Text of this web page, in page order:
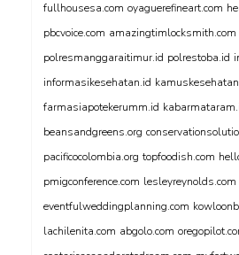
fullhousesa.com oyaguerefineart.com
pbcvoice.com amazingtimlocksmith.com
polresmanggaraitimur.id polrestoba.id
informasikesehatan.id
farmasiapotekerumm.id
beansandgreens.org
pacificocolombia.org topfoodish.com
pmigconference.com lesleyreynolds.com
eventfulweddingplanning.com
lachilenita.com abgolo.com